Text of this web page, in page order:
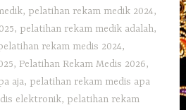
, pelatihan rekam medik 2024,
, pelatihan rekam medik adalah,
rekam medis 2024,
, Pelatihan Rekam Medis 2026,
aja, pelatihan rekam medis apa
elektronik, pelatihan rekam